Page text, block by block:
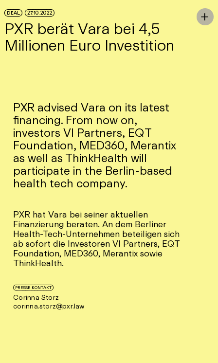
Skip to Main Content

DEAL27.10.2022
PXR berät Vara bei 4,5
Millionen Euro Investition
PXR advised Vara on its latest
financing. From now on,
investors VI Partners, EQT
Foundation, MED360, Merantix
as well as ThinkHealth will
participate in the Berlin-based
health tech company.
PXR hat Vara bei seiner aktuellen
Finanzierung beraten. An dem Berliner
Health-Tech-Unternehmen beteiligen sich
ab sofort die Investoren VI Partners, EQT
Foundation, MED360, Merantix sowie
ThinkHealth.
PRESSE KONTAKT
Corinna Storz
corinna.storz@pxr.law